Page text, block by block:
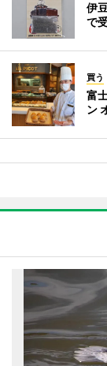
伊
で
買う
富
ン